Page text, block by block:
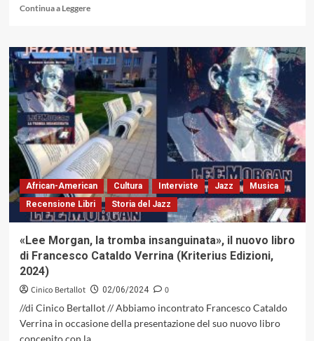
Continua a LeggereLeggi
su
«Beyond
This
Place»
di
Kenny
Barron,
il
rinnovamento
sull’asse
della
tradizione
(Artwork
Records,
African-American Cultura Interviste Jazz
Musica
Recensione Libri
Storia del Jazz
«Lee Morgan, la tromba insanguinata», il nuovo libro
di Francesco Cataldo Verrina (Kriterius Edizioni,
2024)
Cinico Bertallot 02/06/2024
0
//di Cinico Bertallot // Abbiamo incontrato Francesco Cataldo
Verrina in occasione della presentazione del suo nuovo libro